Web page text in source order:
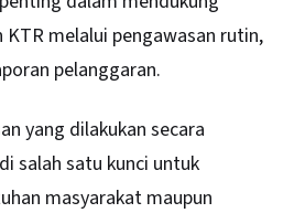
melalui pengawasan rutin,
pelanggaran.
yang dilakukan secara
salah satu kunci untuk
masyarakat maupun